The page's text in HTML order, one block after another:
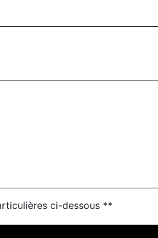
ci-dessous **